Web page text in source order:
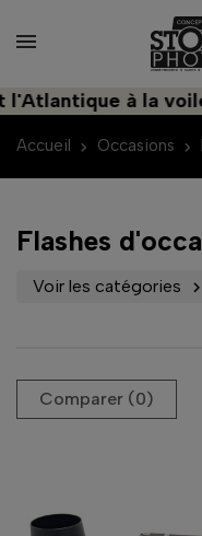
à la voile
Accueil Occasions
Flashes
Voir les catégories 
Comparer (0)‎